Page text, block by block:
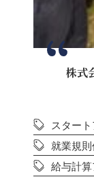
株式
スター
就業規
給与計